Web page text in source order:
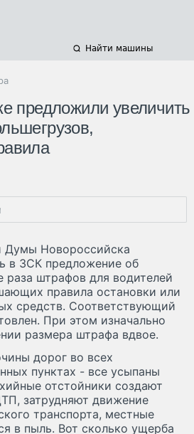
Найти машины
предложили увеличить
Думы Новороссийска
в ЗСК предложение об
раза штрафов для водителей
правила остановки или
средств. Соответствующий
При этом изначально
размера штрафа вдвое.
дорог во всех
пунктах - все усыпаны
отстойники создают
затрудняют движение
транспорта, местные
в пыль. Вот сколько ущерба